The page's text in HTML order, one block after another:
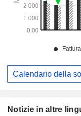
Notizie in altre
Calendario della